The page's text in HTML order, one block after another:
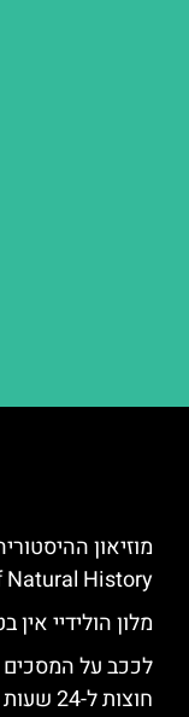
History)
מלון הולידיי אין
לככב על המסכים
חוצות ל-24 שעות